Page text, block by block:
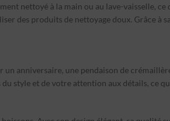
nettoyé à la main ou au lave-vaisselle,
des produits de nettoyage doux. Grâce à
anniversaire, une pendaison de
style et de votre attention aux détails, ce